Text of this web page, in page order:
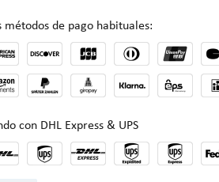
métodos de pago habituales:
con DHL Express & UPS